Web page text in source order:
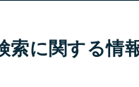
索に関する情